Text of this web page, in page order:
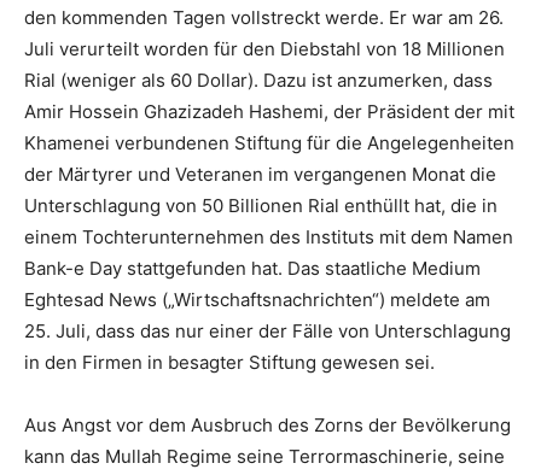
den kommenden Tagen vollstreckt werde. Er war am 26.
Juli verurteilt worden für den Diebstahl von 18 Millionen
Rial (weniger als 60 Dollar). Dazu ist anzumerken, dass
Amir Hossein Ghazizadeh Hashemi, der Präsident der mit
Khamenei verbundenen Stiftung für die Angelegenheiten
der Märtyrer und Veteranen im vergangenen Monat die
Unterschlagung von 50 Billionen Rial enthüllt hat, die in
einem Tochterunternehmen des Instituts mit dem Namen
Bank-e Day stattgefunden hat. Das staatliche Medium
Eghtesad News („Wirtschaftsnachrichten“) meldete am
25. Juli, dass das nur einer der Fälle von Unterschlagung
in den Firmen in besagter Stiftung gewesen sei.
Aus Angst vor dem Ausbruch des Zorns der Bevölkerung
kann das Mullah Regime seine Terrormaschinerie, seine